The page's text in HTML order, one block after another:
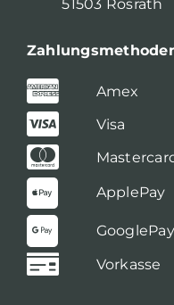
51503 Rösrath
Amex
Visa
ApplePay
GooglePay
Vorkasse